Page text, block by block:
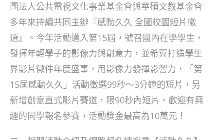
團法人公共電視文化事業基金會與華碩文教基金會
多年來持續共同主辦『感動久久 全國校園短片徵
選』。今年活動邁入第15屆，號召國內在學學生，
發揮年輕學子的影像力與創意力，並希冀打造學生
界影片徵件年度盛事，用影像力發揮影響力，「第
15屆感動久久」活動徵選99秒～3分鐘的短片，另
新增創意直式影片賽道，限90秒內短片，歡迎有興
趣的同學報名參賽，活動獎金最高為10萬元！